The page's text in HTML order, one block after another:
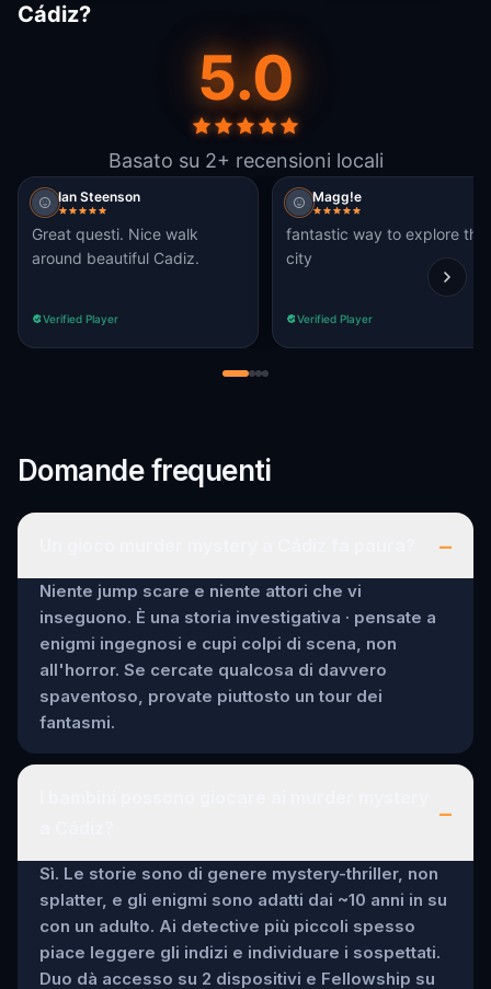
Cádiz?
5.0
Basato su 2+ recensioni locali
Ian Steenson
Great questi. Nice walk
around beautiful Cadiz.
Verified Player
Magg!e
fantastic way to explore the
city
Verified Player
Domande frequenti
–
Niente jump scare e niente attori che vi
inseguono. È una storia investigativa · pensate a
enigmi ingegnosi e cupi colpi di scena, non
all'horror. Se cercate qualcosa di davvero
spaventoso, provate piuttosto un tour dei
fantasmi.
–
Sì. Le storie sono di genere mystery-thriller, non
splatter, e gli enigmi sono adatti dai ~10 anni in su
con un adulto. Ai detective più piccoli spesso
piace leggere gli indizi e individuare i sospettati.
Duo dà accesso su 2 dispositivi e Fellowship su